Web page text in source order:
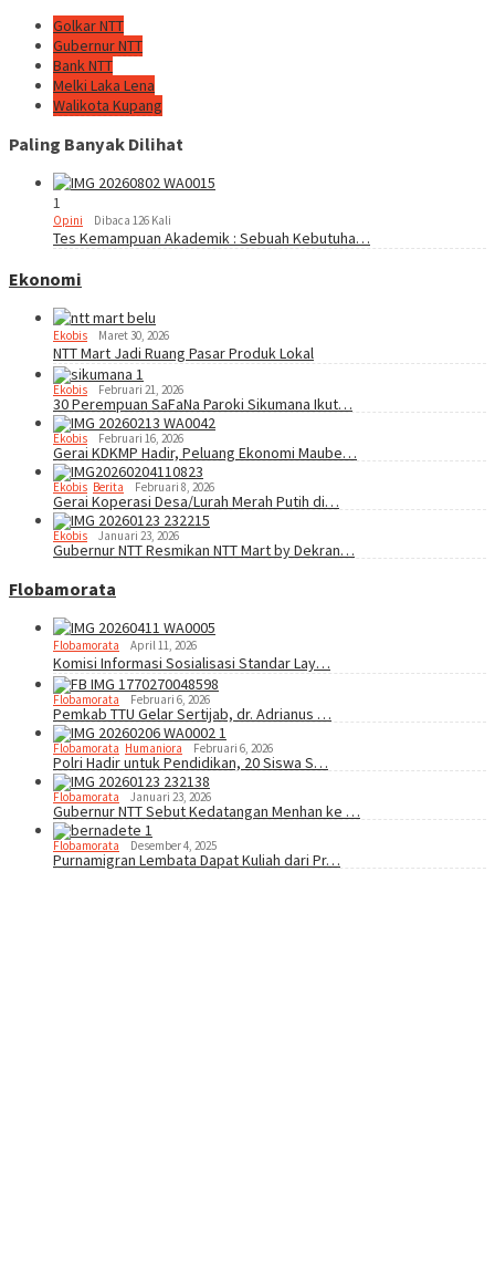
Golkar NTT
Gubernur NTT
Bank NTT
Melki Laka Lena
Walikota Kupang
Paling Banyak Dilihat
1
Opini Dibaca 126 Kali
Tes Kemampuan Akademik : Sebuah Kebutuha…
Ekonomi
Ekobis Maret 30, 2026
NTT Mart Jadi Ruang Pasar Produk Lokal
Ekobis Februari 21, 2026
30 Perempuan SaFaNa Paroki Sikumana Ikut…
Ekobis Februari 16, 2026
Gerai KDKMP Hadir, Peluang Ekonomi Maube…
Ekobis Berita Februari 8, 2026
Gerai Koperasi Desa/Lurah Merah Putih di…
Ekobis Januari 23, 2026
Gubernur NTT Resmikan NTT Mart by Dekran…
Flobamorata
Flobamorata April 11, 2026
Komisi Informasi Sosialisasi Standar Lay…
Flobamorata Februari 6, 2026
Pemkab TTU Gelar Sertijab, dr. Adrianus …
Flobamorata Humaniora Februari 6, 2026
Polri Hadir untuk Pendidikan, 20 Siswa S…
Flobamorata Januari 23, 2026
Gubernur NTT Sebut Kedatangan Menhan ke …
Flobamorata Desember 4, 2025
Purnamigran Lembata Dapat Kuliah dari Pr…